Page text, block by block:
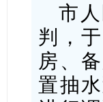
市
判，
房、
置抽